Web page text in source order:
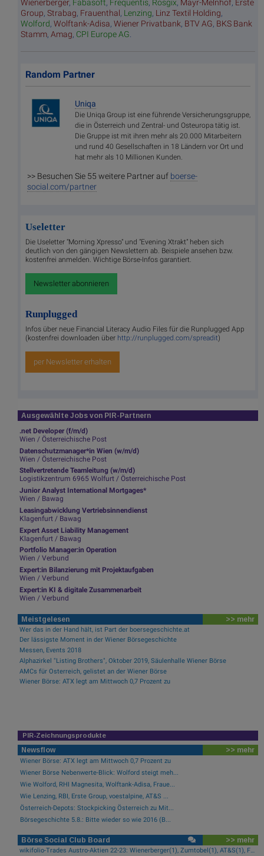
Wienerberger, Fabasoft, Frequentis, Rosgix, Mayr-Melnhof, Erste
Group, Strabag, Frauenthal, Lenzing, Linz Textil Holding,
Wolford, Wolftank-Adisa, Wiener Privatbank, BTV AG, BKS Bank
Stamm, Amag, CPI Europe AG.
Random Partner
Uniqa
Die Uniqa Group ist eine führende Versicherungsgruppe,
die in Österreich und Zentral- und Osteuropa tätig ist.
Die Gruppe ist mit ihren mehr als 20.000 Mitarbeitern
und rund 40 Gesellschaften in 18 Ländern vor Ort und
hat mehr als 10 Millionen Kunden.
>> Besuchen Sie 55 weitere Partner auf boerse-
social.com/partner
Useletter
Die Useletter "Morning Xpresso" und "Evening Xtrakt" heben sich
deutlich von den gängigen Newslettern ab. Beispiele ansehen bzw.
kostenfrei anmelden. Wichtige Börse-Infos garantiert.
Newsletter abonnieren
Runplugged
Infos über neue Financial Literacy Audio Files für die Runplugged App
(kostenfrei downloaden über http://runplugged.com/spreadit)
per Newsletter erhalten
Ausgewählte Jobs von PIR-Partnern
.net Developer (f/m/d)
Wien / Österreichische Post
Datenschutzmanager*in Wien (w/m/d)
Wien / Österreichische Post
Stellvertretende Teamleitung (w/m/d)
Logistikzentrum 6965 Wolfurt / Österreichische Post
Junior Analyst International Mortgages*
Wien / Bawag
Leasingabwicklung Vertriebsinnendienst
Klagenfurt / Bawag
Expert Asset Liability Management
Klagenfurt / Bawag
Portfolio Manager:in Operation
Wien / Verbund
Expert:in Bilanzierung mit Projektaufgaben
Wien / Verbund
Expert:in KI & digitale Zusammenarbeit
Wien / Verbund
Meistgelesen >> mehr
Wer das in der Hand hält, ist Part der boersegeschichte.at
Der lässigste Moment in der Wiener Börsegeschichte
Messen, Events 2018
Alphazirkel "Listing Brothers", Oktober 2019, Säulenhalle Wiener Börse
AMCs für Österreich, gelistet an der Wiener Börse
Wiener Börse: ATX legt am Mittwoch 0,7 Prozent zu
PIR-Zeichnungsprodukte
Newsflow >> mehr
Wiener Börse: ATX legt am Mittwoch 0,7 Prozent zu
Wiener Börse Nebenwerte-Blick: Wolford steigt meh...
Wie Wolford, RHI Magnesita, Wolftank-Adisa, Fraue...
Wie Lenzing, RBI, Erste Group, voestalpine, AT&S ...
Österreich-Depots: Stockpicking Österreich zu Mit...
Börsegeschichte 5.8.: Bitte wieder so wie 2016 (B...
Börse Social Club Board >> mehr
wikifolio-Trades Austro-Aktien 22-23: Wienerberger(1), Zumtobel(1), AT&S(1), Frequentis(1), FACC(1), Kontron(1)